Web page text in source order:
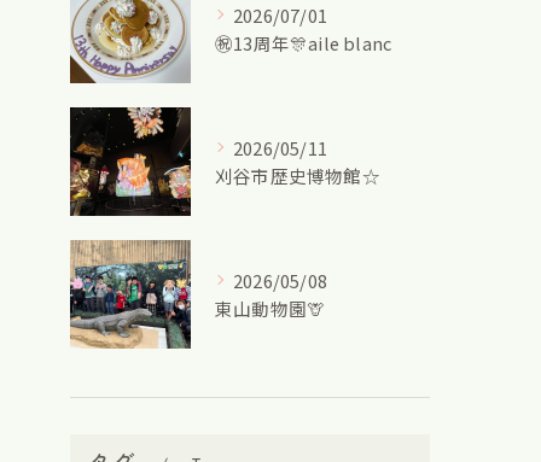
2026/07/01
㊗13周年🎊aile blanc
2026/05/11
刈谷市歴史博物館☆
2026/05/08
東山動物園🦒